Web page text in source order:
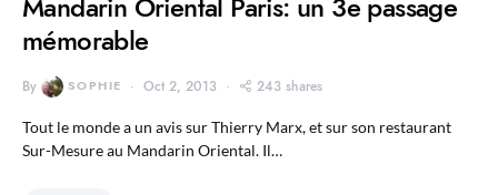
mémorable
By SOPHIE Oct 2, 2013 243 shares
Tout le monde a un avis sur Thierry Marx, et sur son restaurant
Sur-Mesure au Mandarin Oriental. Il…